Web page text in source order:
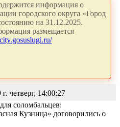
информация о
городского округа «Город
на 31.12.2025.
размещается
четверг, 14:00:27
соломбальцев:
Кузница» договорились о